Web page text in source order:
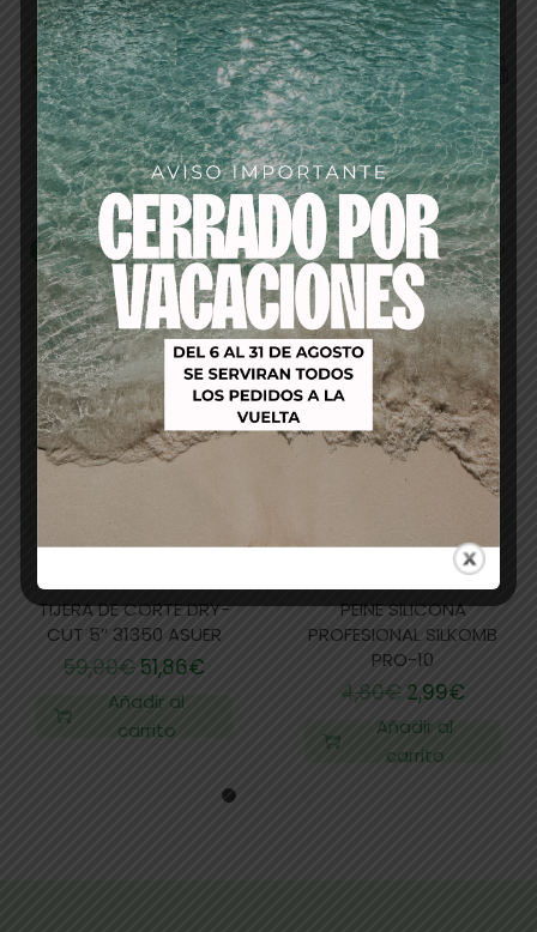
Productos relacionados
-12%
TIJERA DE CORTE DRY-
CUT 5″ 31350 ASUER
59,00€ 51,86€
Añadir al
carrito
-38%
PEINE SILICONA
PROFESIONAL SILKOMB
PRO-10
4,80€ 2,99€
Añadir al
carrito